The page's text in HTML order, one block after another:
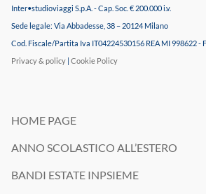
Inter•studioviaggi S.p.A. - Cap. Soc. € 200.000 i.v.
Sede legale: Via Abbadesse, 38 – 20124 Milano
Cod. Fiscale/Partita Iva IT04224530156 REA MI 998622 -
Privacy & policy | Cookie Policy
HOME PAGE
ANNO SCOLASTICO ALL’ESTERO
BANDI ESTATE INPSIEME